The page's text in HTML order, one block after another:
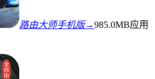
路由大师手机版→985.0MB应用